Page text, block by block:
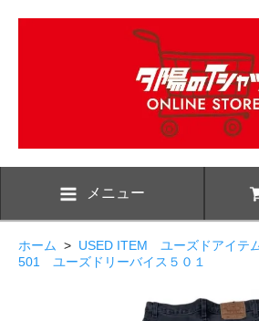
メニュー
ホーム > USED ITEM ユーズドアイテ
501 ユーズドリーバイス５０１